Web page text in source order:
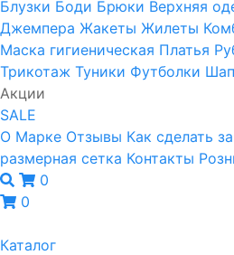
Блузки Боди Брюки Верхняя
Джемпера Жакеты Жилеты
Маска гигиеническая Платья
Трикотаж Туники Футболки
Акции
SALE
О Марке Отзывы Как сделать
размерная сетка Контакты
0
0
Каталог